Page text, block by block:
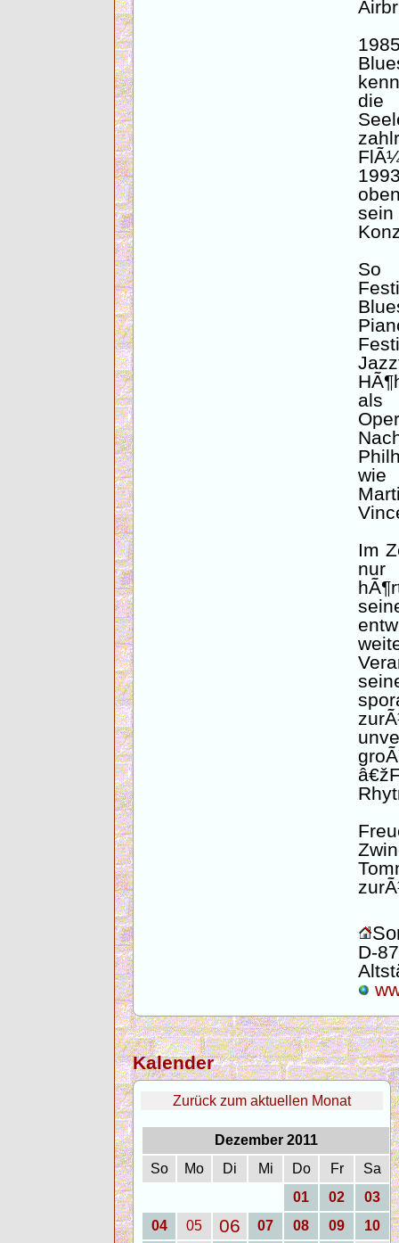
die
So
als
wie
Im
nur
D-
Kalender
Zurück zum aktuellen Monat
Dezember 2011
So
Mo Di Mi Do Fr
Sa
01
02
03
04
05 06 07 08 09
10